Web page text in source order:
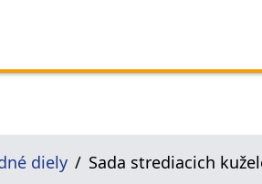
diely Sada strediacich